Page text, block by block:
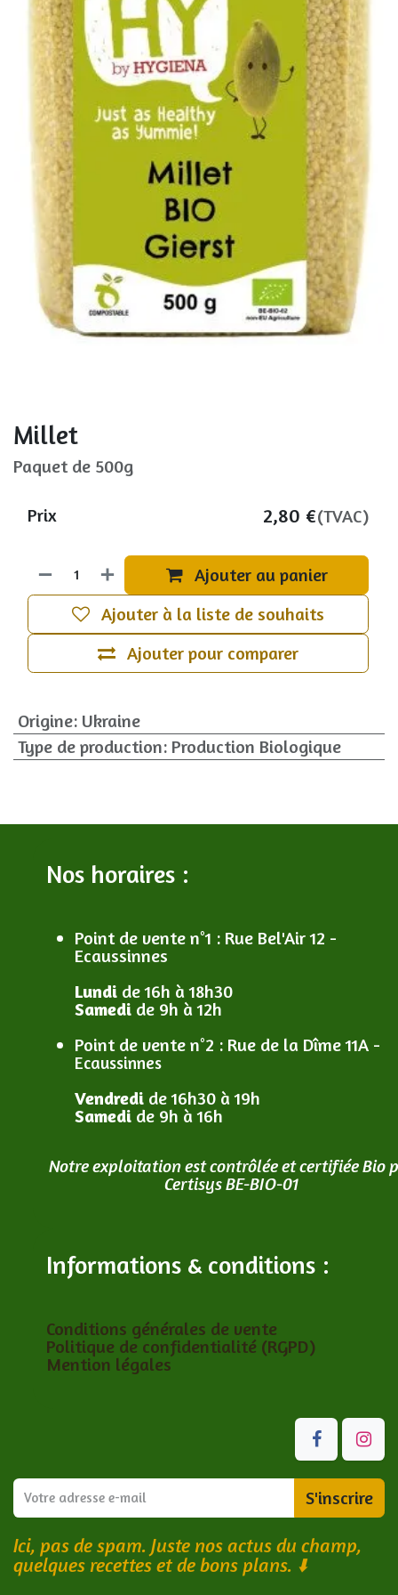
Millet
Paquet de 500g
Ajouter au panier
Ajouter pour comparer
Ajouter à la liste de souhaits
Prix 2,80 €(TVAC)
Origine: Ukraine
Type de production: Production Biologique
Nos horaires :
Point de vente n°1 : Rue Bel'Air 12 -
Ecaussinnes
Lundi de 16h à 18h30
Samedi de 9h à 12h
Point de vente n°2 : Rue de la Dîme 11A -
Ecaussinnes
Vendredi de 16h30 à 19h
Samedi de 9h à 16h
Notre exploitation est contrôlée et certifiée Bio
Certisys BE-BIO-01
Informations & conditions :
Conditions générales de vente
Politique de confidentialité (RGPD)
Mention légales
S'inscrire
Ici, pas de spam. Juste nos actus du champ,
quelques recettes et de bons plans. ⬇️